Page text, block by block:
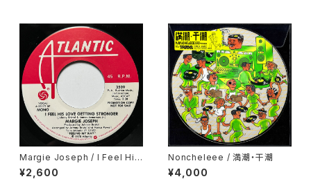
Margie Joseph / I Feel His
Love Getting Stronger
¥2,600
Noncheleee / 満潮・干潮
¥4,000